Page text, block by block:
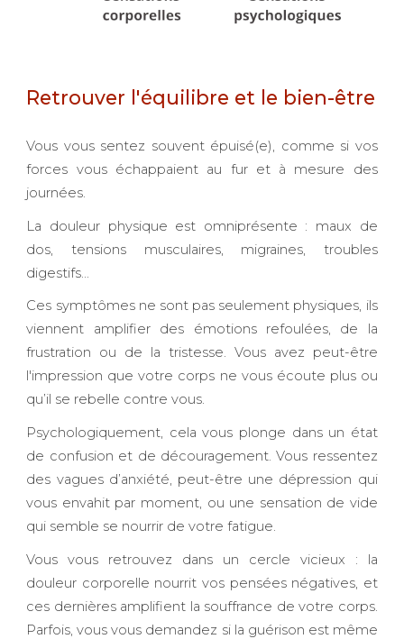
Retrouver l'équilibre et le bien-être
Vous vous sentez souvent épuisé(e), comme si vos
forces vous échappaient au fur et à mesure des
journées.
La douleur physique est omniprésente : maux de
dos, tensions musculaires, migraines, troubles
digestifs…
Ces symptômes ne sont pas seulement physiques, ils
viennent amplifier des émotions refoulées, de la
frustration ou de la tristesse. Vous avez peut-être
l'impression que votre corps ne vous écoute plus ou
qu’il se rebelle contre vous.
Psychologiquement, cela vous plonge dans un état
de confusion et de découragement. Vous ressentez
des vagues d’anxiété, peut-être une dépression qui
vous envahit par moment, ou une sensation de vide
qui semble se nourrir de votre fatigue.
Vous vous retrouvez dans un cercle vicieux : la
douleur corporelle nourrit vos pensées négatives, et
ces dernières amplifient la souffrance de votre corps.
Parfois, vous vous demandez si la guérison est même